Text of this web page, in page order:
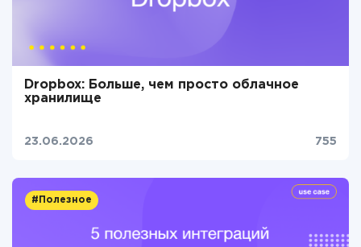
Dropbox: Больше, чем просто облачное
хранилище
23.06.2026 755
#Полезное